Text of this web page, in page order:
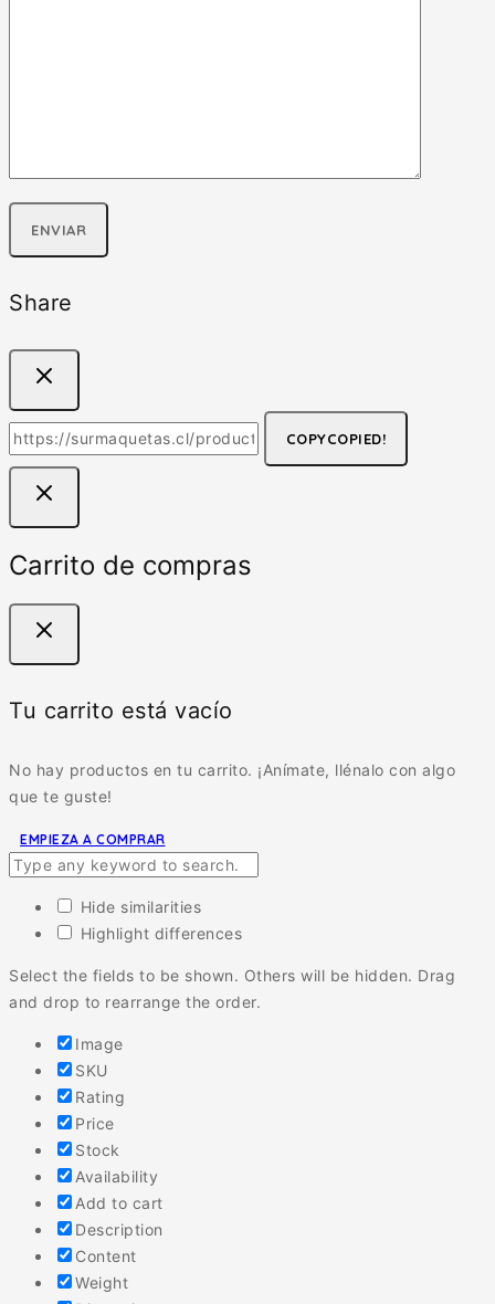
Share
COPYCOPIED!
Carrito de compras
Tu carrito está vacío
No hay productos en tu carrito. ¡Anímate, llénalo con algo
que te guste!
EMPIEZA A COMPRAR
Hide similarities
Highlight differences
Select the fields to be shown. Others will be hidden. Drag
and drop to rearrange the order.
Image
SKU
Rating
Price
Stock
Availability
Add to cart
Description
Content
Weight